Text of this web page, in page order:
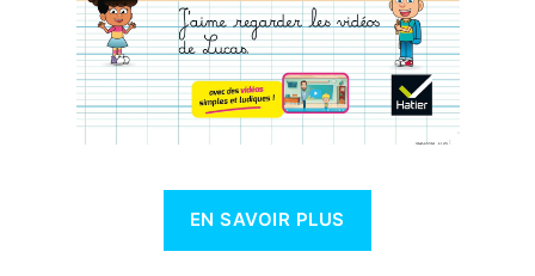
EN SAVOIR PLUS